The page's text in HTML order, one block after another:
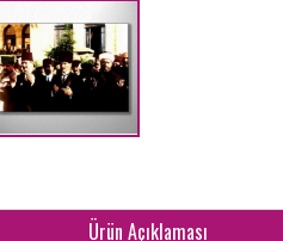
Ürün Açıklaması